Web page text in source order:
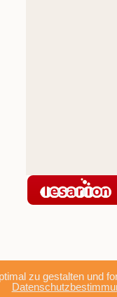
zu gestalten und